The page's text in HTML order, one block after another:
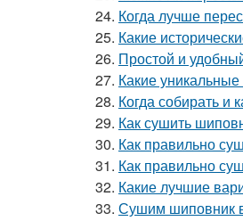
24. Когда лучше
25. Какие
26. Простой и
27. Какие
28. Когда собирать и
29. Как сушить
30. Как правильно
31. Как правильно
32. Какие лучшие
33. Сушим шиповник